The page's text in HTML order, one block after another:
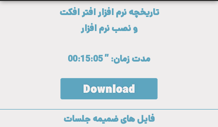
تاریخچه نرم افزار افتر افکت
و نصب نرم افزار
مدت زمان: ” 00:15:05
فایل های ضمیمه جلسات